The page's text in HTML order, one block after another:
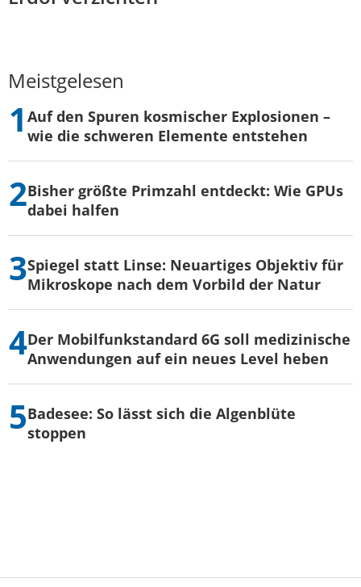
Meistgelesen
Auf den Spuren kosmischer Explosionen –
wie die schweren Elemente entstehen
Bisher größte Primzahl entdeckt: Wie GPUs
dabei halfen
Spiegel statt Linse: Neuartiges Objektiv für
Mikroskope nach dem Vorbild der Natur
Der Mobilfunkstandard 6G soll medizinische
Anwendungen auf ein neues Level heben
Badesee: So lässt sich die Algenblüte
stoppen